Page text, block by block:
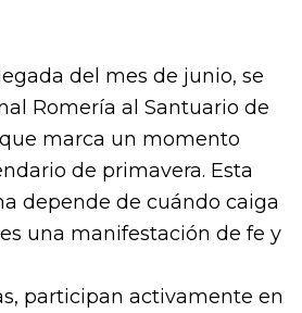
del mes de junio, se
Romería al Santuario de
marca un momento
de primavera. Esta
depende de cuándo caiga
una manifestación de fe y
participan activamente en